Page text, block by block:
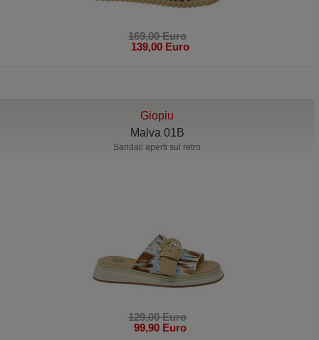
169,00 Euro
139,00 Euro
Giopiu
Malva 01B
Sandali aperti sul retro
129,00 Euro
99,90 Euro